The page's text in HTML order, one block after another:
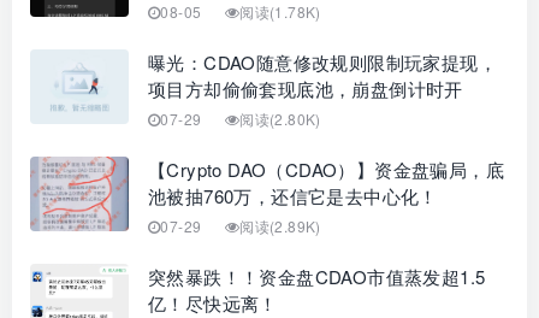
08-05 阅读(1.78K)
曝光：CDAO随意修改规则限制玩家提现，
项目方却偷偷套现底池，崩盘倒计时开
07-29 阅读(2.80K)
【Crypto DAO（CDAO）】资金盘骗局，底
池被抽760万，还信它是去中心化！
07-29 阅读(2.89K)
突然暴跌！！资金盘CDAO市值蒸发超1.5
亿！尽快远离！